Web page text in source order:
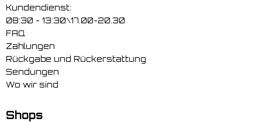
Kundendienst:
08:30 - 13:30\17.00-20.30
FAQ
Zahlungen
Rückgabe und Rückerstattung
Sendungen
Wo wir sind
Shops